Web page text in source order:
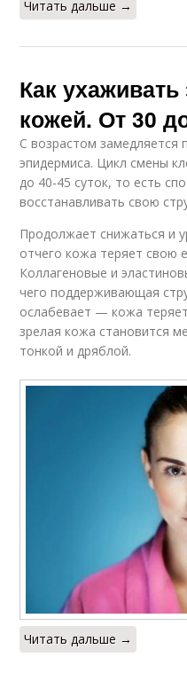
Читать дальше →
Как ухаживать
кожей. От 30
С возрастом замедляется
эпидермиса. Цикл смены
до 40-45 суток, то есть
восстанавливать свою
Продолжает снижаться и
отчего кожа теряет свою
Коллагеновые и
чего поддерживающая
ослабевает — кожа
зрелая кожа становится
тонкой и дряблой.
Читать дальше →